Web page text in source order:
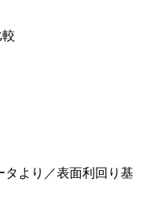
タより／表面利回り基